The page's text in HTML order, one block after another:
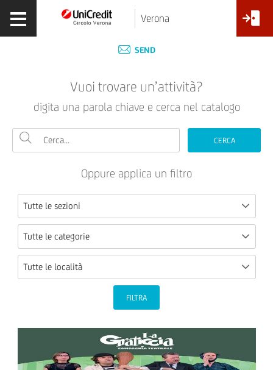
Verona
SEND
Vuoi trovare un’attività?
digita una parola chiave e cerca nel catalogo
CERCA
Oppure applica un filtro
Tutte le sezioni
Tutte le categorie
Tutte le località
FILTRA